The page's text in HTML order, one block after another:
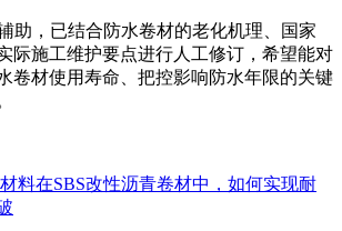
助，已结合防水卷材的老化机理、国家
际施工维护要点进行人工修订，希望能对
卷材使用寿命、把控影响防水年限的关键
料在SBS改性沥青卷材中，如何实现耐